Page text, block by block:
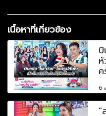
เนื้อหาที่เกี่ยวข้อง
6
"